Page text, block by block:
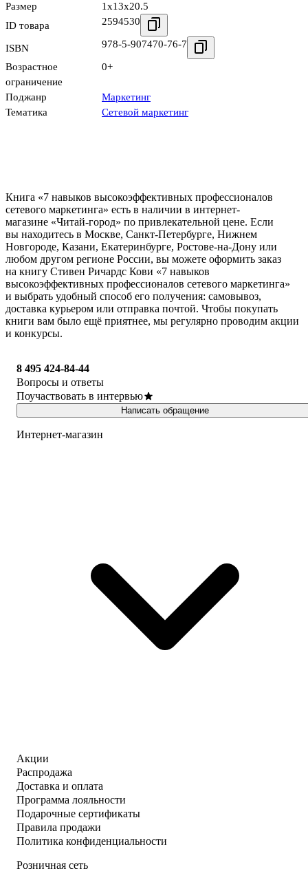
Размер
1x13x20.5
ID товара
2594530
ISBN 978-5-907470-76-7
Возрастное
ограничение
0+
Поджанр
Маркетинг
Тематика
Сетевой маркетинг
Книга «7 навыков высокоэффективных профессионалов
сетевого маркетинга» есть в наличии в интернет-
магазине «Читай-город» по привлекательной цене. Если
вы находитесь в Москве, Санкт-Петербурге, Нижнем
Новгороде, Казани, Екатеринбурге, Ростове-на-Дону или
любом другом регионе России, вы можете оформить заказ
на книгу Стивен Ричардс Кови «7 навыков
высокоэффективных профессионалов сетевого маркетинга»
и выбрать удобный способ его получения: самовывоз,
доставка курьером или отправка почтой. Чтобы покупать
книги вам было ещё приятнее, мы регулярно проводим акции
и конкурсы.
8 495 424-84-44
Вопросы и ответы
Поучаствовать в интервью
Написать обращение
Интернет-магазин
Акции
Распродажа
Доставка и оплата
Программа лояльности
Подарочные сертификаты
Правила продажи
Политика конфиденциальности
Розничная сеть